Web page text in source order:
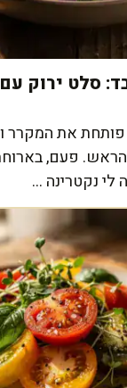
סלט ירוק
פותחת את
פעם,
נקטרינה ...